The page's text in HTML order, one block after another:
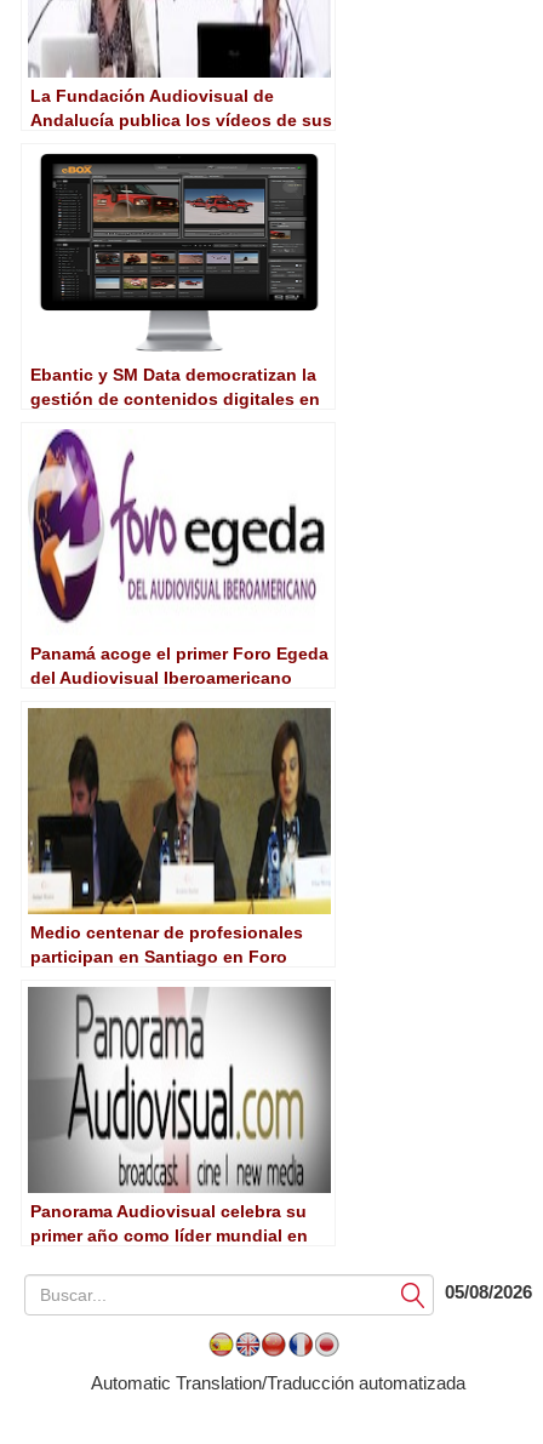
La Fundación Audiovisual de
Andalucía publica los vídeos de sus
Una industria global y transversal»
Ebantic y SM Data democratizan la
gestión de contenidos digitales en
Panamá acoge el primer Foro Egeda
del Audiovisual Iberoamericano
Medio centenar de profesionales
participan en Santiago en Foro
digitales, del Clúster Audiovisual
Galego
Panorama Audiovisual celebra su
primer año como líder mundial en
Submit05/08/2026
Automatic Translation/Traducción automatizada